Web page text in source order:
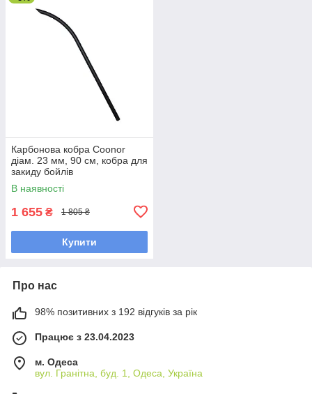
Карбонова кобра Coonor
діам. 23 мм, 90 см, кобра для
закиду бойлів
В наявності
1 655 ₴ 1 805 ₴
Купити
Про нас
98% позитивних з 192 відгуків за рік
Працює з 23.04.2023
м. Одеса
вул. Гранітна, буд. 1, Одеса, Україна